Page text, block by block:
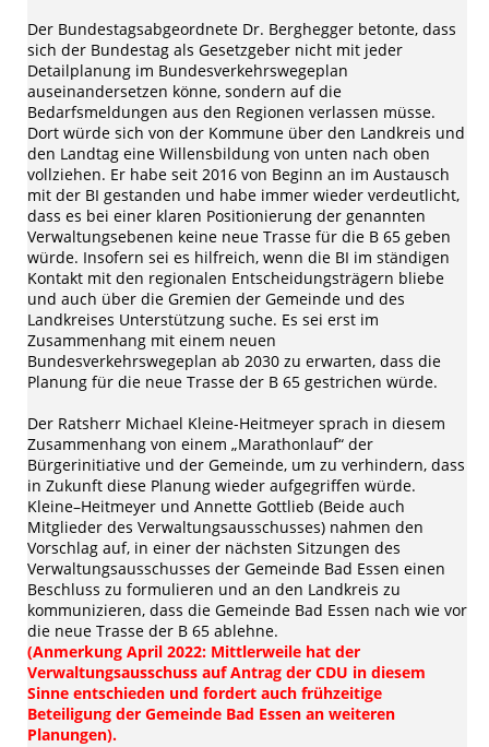
Der Bundestagsabgeordnete Dr. Berghegger betonte, dass
sich der Bundestag als Gesetzgeber nicht mit jeder
Detailplanung im Bundesverkehrswegeplan
auseinandersetzen könne, sondern auf die
Bedarfsmeldungen aus den Regionen verlassen müsse.
Dort würde sich von der Kommune über den Landkreis und
den Landtag eine Willensbildung von unten nach oben
vollziehen. Er habe seit 2016 von Beginn an im Austausch
mit der BI gestanden und habe immer wieder verdeutlicht,
dass es bei einer klaren Positionierung der genannten
Verwaltungsebenen keine neue Trasse für die B 65 geben
würde. Insofern sei es hilfreich, wenn die BI im ständigen
Kontakt mit den regionalen Entscheidungsträgern bliebe
und auch über die Gremien der Gemeinde und des
Landkreises Unterstützung suche. Es sei erst im
Zusammenhang mit einem neuen
Bundesverkehrswegeplan ab 2030 zu erwarten, dass die
Planung für die neue Trasse der B 65 gestrichen würde.
Der Ratsherr Michael Kleine-Heitmeyer sprach in diesem
Zusammenhang von einem „Marathonlauf“ der
Bürgerinitiative und der Gemeinde, um zu verhindern, dass
in Zukunft diese Planung wieder aufgegriffen würde.
Kleine–Heitmeyer und Annette Gottlieb (Beide auch
Mitglieder des Verwaltungsausschusses) nahmen den
Vorschlag auf, in einer der nächsten Sitzungen des
Verwaltungsausschusses der Gemeinde Bad Essen einen
Beschluss zu formulieren und an den Landkreis zu
kommunizieren, dass die Gemeinde Bad Essen nach wie vor
die neue Trasse der B 65 ablehne.
(Anmerkung April 2022: Mittlerweile hat der
Verwaltungsausschuss auf Antrag der CDU in diesem
Sinne entschieden und fordert auch frühzeitige
Beteiligung der Gemeinde Bad Essen an weiteren
Planungen).